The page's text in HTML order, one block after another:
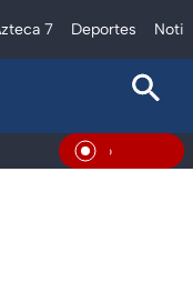
7 Deportes
En Vivo